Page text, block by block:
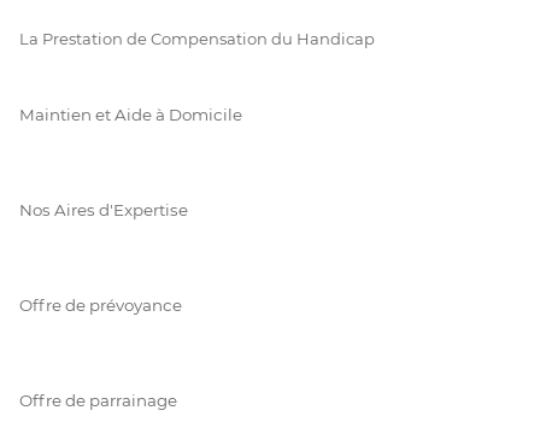
La Prestation de Compensation du Handicap
Maintien et Aide à Domicile
Nos Aires d'Expertise
Offre de prévoyance
Offre de parrainage